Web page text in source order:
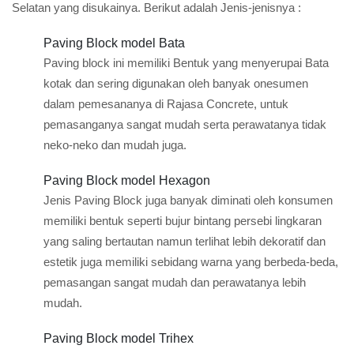
Selatan yang disukainya. Berikut adalah Jenis-jenisnya :
Paving Block model Bata
Paving block ini memiliki Bentuk yang menyerupai Bata
kotak dan sering digunakan oleh banyak onesumen
dalam pemesananya di Rajasa Concrete, untuk
pemasanganya sangat mudah serta perawatanya tidak
neko-neko dan mudah juga.
Paving Block model Hexagon
Jenis Paving Block juga banyak diminati oleh konsumen
memiliki bentuk seperti bujur bintang persebi lingkaran
yang saling bertautan namun terlihat lebih dekoratif dan
estetik juga memiliki sebidang warna yang berbeda-beda,
pemasangan sangat mudah dan perawatanya lebih
mudah.
Paving Block model Trihex